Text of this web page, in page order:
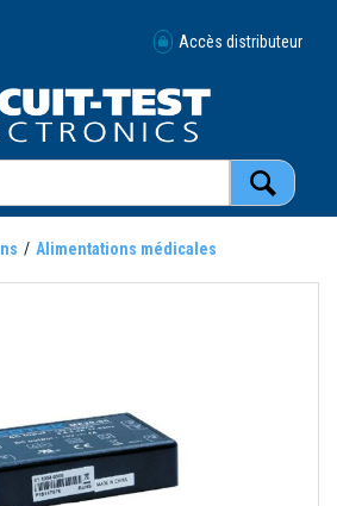
Accès distributeur
Alimentations médicales